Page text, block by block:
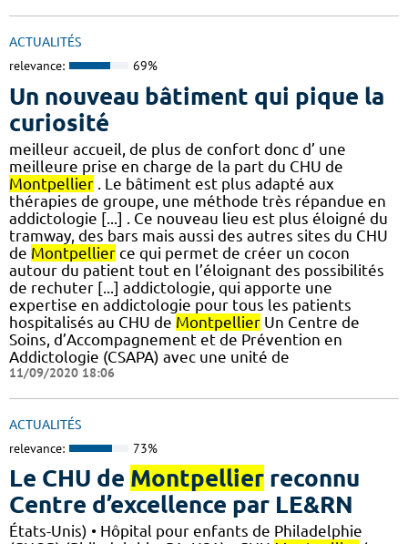
ACTUALITÉS
relevance: 69%
Un nouveau bâtiment qui pique la
curiosité
meilleur accueil, de plus de confort donc d’ une
meilleure prise en charge de la part du CHU de
Montpellier . Le bâtiment est plus adapté aux
thérapies de groupe, une méthode très répandue en
addictologie [...] . Ce nouveau lieu est plus éloigné du
tramway, des bars mais aussi des autres sites du CHU
de Montpellier ce qui permet de créer un cocon
autour du patient tout en l’éloignant des possibilités
de rechuter [...] addictologie, qui apporte une
expertise en addictologie pour tous les patients
hospitalisés au CHU de Montpellier Un Centre de
Soins, d’Accompagnement et de Prévention en
Addictologie (CSAPA) avec une unité de
11/09/2020 18:06
ACTUALITÉS
relevance: 73%
Le CHU de Montpellier reconnu
Centre d’excellence par LE&RN
États-Unis) • Hôpital pour enfants de Philadelphie